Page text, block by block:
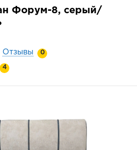
Форум-8, серый/
Отзывы 0
4